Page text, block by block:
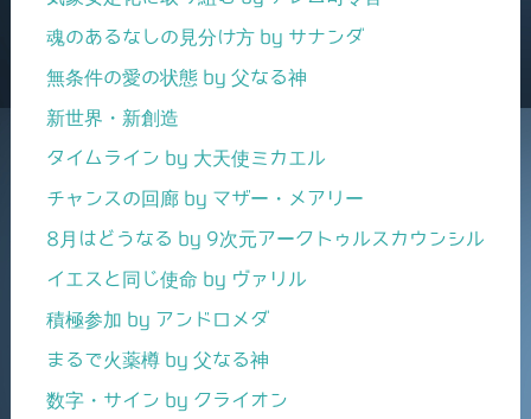
魂のあるなしの見分け方 by サナンダ
無条件の愛の状態 by 父なる神
新世界・新創造
タイムライン by 大天使ミカエル
チャンスの回廊 by マザー・メアリー
8月はどうなる by 9次元アークトゥルスカウンシル
イエスと同じ使命 by ヴァリル
積極参加 by アンドロメダ
まるで火薬樽 by 父なる神
数字・サイン by クライオン